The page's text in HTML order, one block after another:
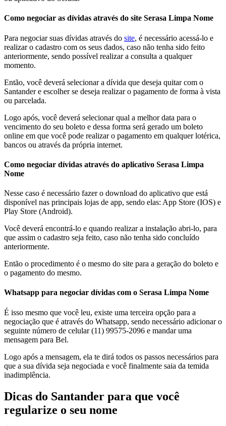
Como negociar as dívidas através do site Serasa Limpa Nome
Para negociar suas dívidas através do site, é necessário acessá-lo e
realizar o cadastro com os seus dados, caso não tenha sido feito
anteriormente, sendo possível realizar a consulta a qualquer
momento.
Então, você deverá selecionar a dívida que deseja quitar com o
Santander e escolher se deseja realizar o pagamento de forma à vista
ou parcelada.
Logo após, você deverá selecionar qual a melhor data para o
vencimento do seu boleto e dessa forma será gerado um boleto
online em que você pode realizar o pagamento em qualquer lotérica,
bancos ou através da própria internet.
Como negociar dívidas através do aplicativo Serasa Limpa
Nome
Nesse caso é necessário fazer o download do aplicativo que está
disponível nas principais lojas de app, sendo elas: App Store (IOS) e
Play Store (Android).
Você deverá encontrá-lo e quando realizar a instalação abri-lo, para
que assim o cadastro seja feito, caso não tenha sido concluído
anteriormente.
Então o procedimento é o mesmo do site para a geração do boleto e
o pagamento do mesmo.
Whatsapp para negociar dívidas com o Serasa Limpa Nome
É isso mesmo que você leu, existe uma terceira opção para a
negociação que é através do Whatsapp, sendo necessário adicionar o
seguinte número de celular (11) 99575-2096 e mandar uma
mensagem para Bel.
Logo após a mensagem, ela te dirá todos os passos necessários para
que a sua dívida seja negociada e você finalmente saia da temida
inadimplência.
Dicas do Santander para que você
regularize o seu nome